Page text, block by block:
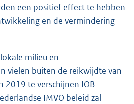
een positief effect te hebben
en de vermindering
milieu en
vielen buiten de reikwijdte van
2019 te verschijnen IOB
IMVO beleid zal